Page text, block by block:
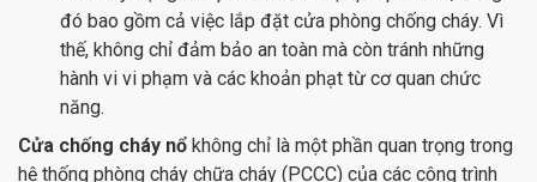
đó bao gồm cả việc lắp đặt cửa phòng chống cháy. Vì
thế, không chỉ đảm bảo an toàn mà còn tránh những
hành vi vi phạm và các khoản phạt từ cơ quan chức
năng.
Cửa chống cháy nổ không chỉ là một phần quan trọng trong
hệ thống phòng cháy chữa cháy (PCCC) của các công trình